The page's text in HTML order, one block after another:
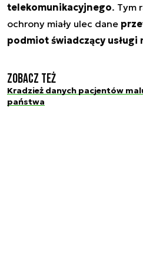
telekomunikacyjnego. Tym
ochrony miały ulec dane
podmiot świadczący usługi
Zobacz też
Kradzież danych pacjentów
państwa